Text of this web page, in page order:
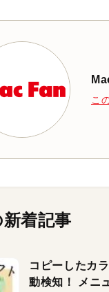
こ
着記事
コピーしたカ
動検知！ メニ